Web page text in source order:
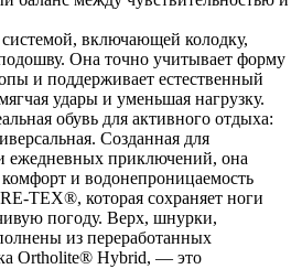
обувь для активного отдыха:
Созданная для
ежедневных приключений, она
и водонепроницаемость
TEX®, которая сохраняет ноги
погоду. Верх, шнурки,
из переработанных
Ortholite® Hybrid, — это